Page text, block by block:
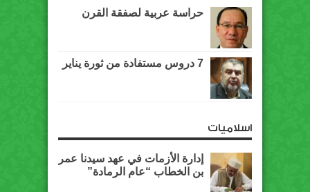
حراسة عربية لصفقة القرن
7 دروس مستفادة من ثورة يناير
اسلاميات
إدارة الأزمات في عهد سيدنا عمر
بن الخطاب “عام الرمادة”